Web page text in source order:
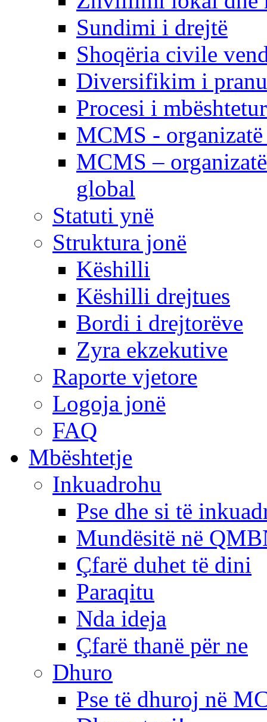
Sundimi i drejtë
Shoqëria civile
Diversifikim i
Procesi i
MCMS -
MCMS –
global
Statuti ynë
Struktura jonë
Këshilli
Këshilli drejtues
Bordi i drejtorëve
Zyra ekzekutive
Raporte vjetore
Logoja jonë
FAQ
Mbështetje
Inkuadrohu
Pse dhe si të
Mundësitë në
Çfarë duhet të dini
Paraqitu
Nda ideja
Çfarë thanë për ne
Dhuro
Pse të dhuroj në